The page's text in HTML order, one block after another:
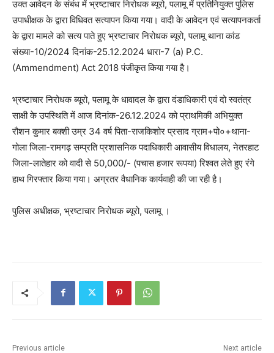
उक्त आवेदन के संबंध में भ्रष्टाचार निरोधक ब्यूरो, पलामू में प्रतिनियुक्त पुलिस
उपाधीक्षक के द्वारा विधिवत सत्यापन किया गया। वादी के आवेदन एवं सत्यापनकर्ता
के द्वारा मामले को सत्य पाते हुए भ्रष्टाचार निरोधक ब्यूरो, पलामू थाना कांड
संख्या-10/2024 दिनांक-25.12.2024 धारा-7 (a) P.C.
(Ammendment) Act 2018 पंजीकृत किया गया है।
भ्रष्टाचार निरोधक ब्यूरो, पलामू के धावादल के द्वारा दंडाधिकारी एवं दो स्वतंत्र
साक्षी के उपस्थिति में आज दिनांक-26.12.2024 को प्राथमिकी अभियुक्त
रौशन कुमार बक्शी उम्र 34 वर्ष पिता-राजकिशोर प्रसाद ग्राम+पो०+थाना-
गोला जिला-रामगढ़ सम्प्रति प्रशासनिक पदाधिकारी आवासीय विधालय, नेतरहाट
जिला-लातेहार को वादी से 50,000/- (पचास हजार रूपया) रिश्वत लेते हुए रंगे
हाथ गिरफ्तार किया गया। अग्रतर वैधानिक कार्यवाही की जा रही है।
पुलिस अधीक्षक, भ्रष्टाचार निरोधक ब्यूरो, पलामू ।
Previous article Next article